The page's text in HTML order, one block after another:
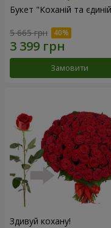
Букет "Коханій та
5 665 грн
Замовити
Здивуй кохану!